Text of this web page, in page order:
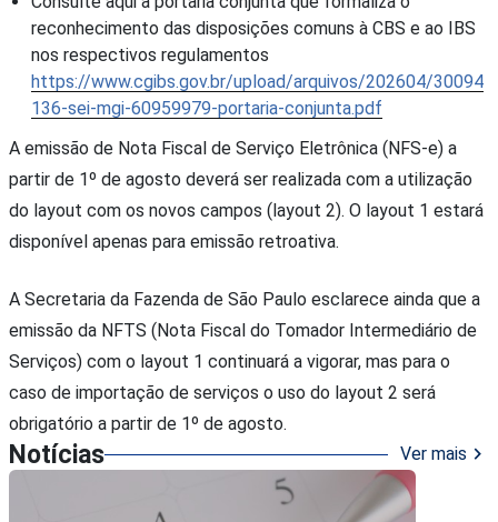
reconhecimento das disposições comuns à CBS e ao IBS
nos respectivos regulamentos
https://www.cgibs.gov.br/upload/arquivos/202604/30094
136-sei-mgi-60959979-portaria-conjunta.pdf
A emissão de Nota Fiscal de Serviço Eletrônica (NFS-e) a
partir de 1º de agosto deverá ser realizada com a utilização
do layout com os novos campos (layout 2). O layout 1 estará
disponível apenas para emissão retroativa.
A Secretaria da Fazenda de São Paulo esclarece ainda que a
emissão da NFTS (Nota Fiscal do Tomador Intermediário de
Serviços) com o layout 1 continuará a vigorar, mas para o
caso de importação de serviços o uso do layout 2 será
obrigatório a partir de 1º de agosto.
Notícias Ver mais chevron_right